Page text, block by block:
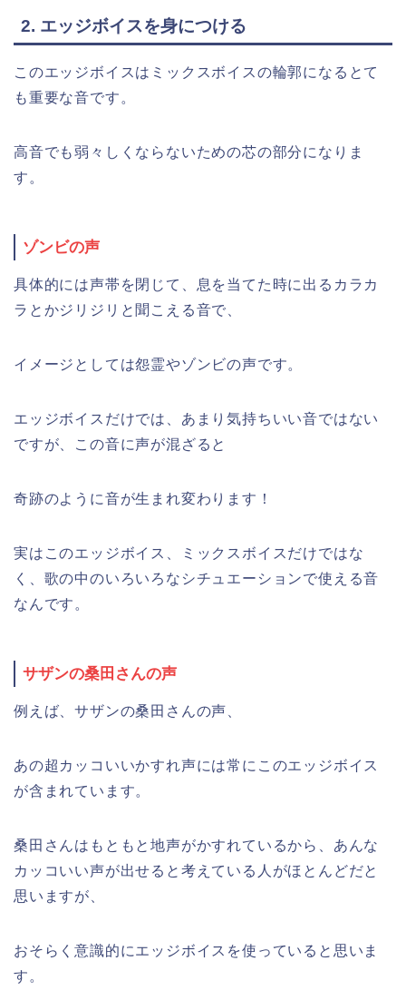
2. エッジボイスを身につける
このエッジボイスはミックスボイスの輪郭になるとて
も重要な音です。
高音でも弱々しくならないための芯の部分になりま
す。
ゾンビの声
具体的には声帯を閉じて、息を当てた時に出るカラカ
ラとかジリジリと聞こえる音で、
イメージとしては怨霊やゾンビの声です。
エッジボイスだけでは、あまり気持ちいい音ではない
ですが、この音に声が混ざると
奇跡のように音が生まれ変わります！
実はこのエッジボイス、ミックスボイスだけではな
く、歌の中のいろいろなシチュエーションで使える音
なんです。
サザンの桑田さんの声
例えば、サザンの桑田さんの声、
あの超カッコいいかすれ声には常にこのエッジボイス
が含まれています。
桑田さんはもともと地声がかすれているから、あんな
カッコいい声が出せると考えている人がほとんどだと
思いますが、
おそらく意識的にエッジボイスを使っていると思いま
す。